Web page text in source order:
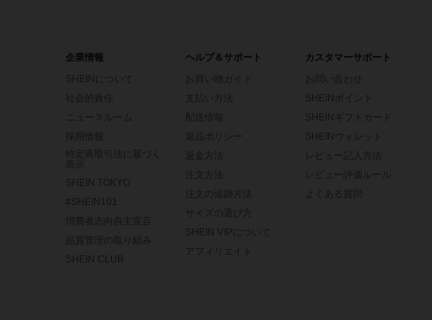
企業情報
SHEINについて
ニュースルーム
SHEIN TOKYO
#SHEIN101
消費者志向自主宣言
品質管理の取り組み
SHEIN CLUB
ヘルプ＆サポート
お買い物ガイド
支払い方法
返品ポリシー
サイズの選び方
SHEIN VIPについて
アフィリエイト
カスタマーサポート
お問い合わせ
SHEINポイント
SHEINギフトカード
SHEINウォレット
レビュー記入方法
レビュー評価ルール
よくある質問